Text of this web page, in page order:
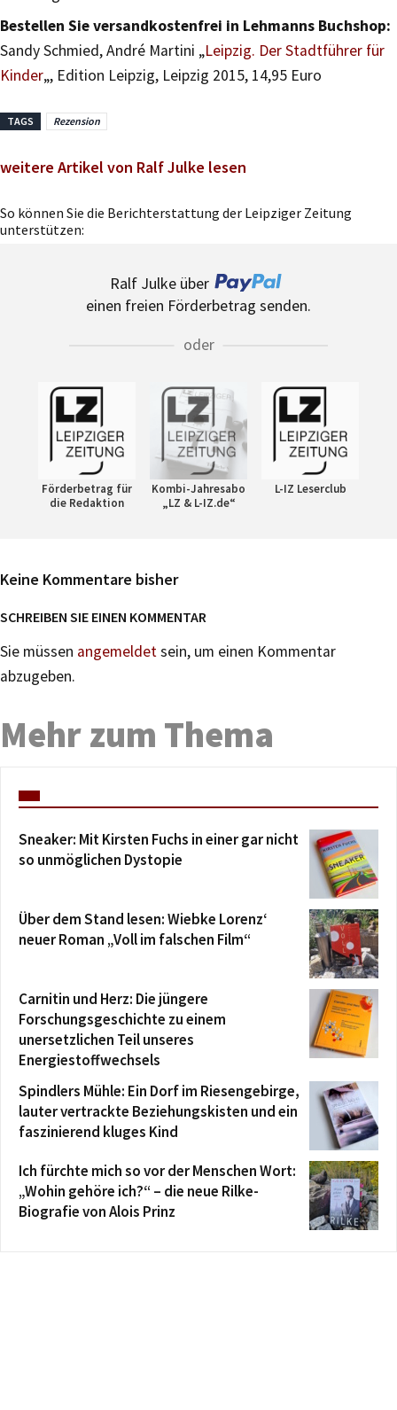
Bestellen Sie versandkostenfrei in Lehmanns Buchshop:
Sandy Schmied, André Martini „Leipzig. Der Stadtführer für
Kinder„, Edition Leipzig, Leipzig 2015, 14,95 Euro
TAGS Rezension
weitere Artikel von Ralf Julke lesen
So können Sie die Berichterstattung der Leipziger Zeitung
unterstützen:
Ralf Julke über
einen freien Förderbetrag senden.
oder
Förderbetrag für
die Redaktion
Kombi-Jahresabo
„LZ & L-IZ.de“
L-IZ Leserclub
Keine Kommentare bisher
SCHREIBEN SIE EINEN KOMMENTAR
Sie müssen angemeldetsein, um einen Kommentar
abzugeben.
Mehr zum Thema
Sneaker: Mit Kirsten Fuchs in einer gar nicht
so unmöglichen Dystopie
Über dem Stand lesen: Wiebke Lorenz‘
neuer Roman „Voll im falschen Film“
Carnitin und Herz: Die jüngere
Forschungsgeschichte zu einem
unersetzlichen Teil unseres
Energiestoffwechsels
Spindlers Mühle: Ein Dorf im Riesengebirge,
lauter vertrackte Beziehungskisten und ein
faszinierend kluges Kind
Ich fürchte mich so vor der Menschen Wort:
„Wohin gehöre ich?“ – die neue Rilke-
Biografie von Alois Prinz